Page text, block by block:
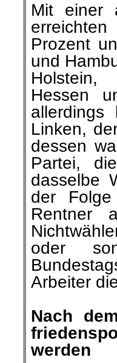
Mit einer
Prozent
und
Holstein,
Hessen
allerdings
Linken,
dessen
Partei,
dasselbe
der
Rentner
oder
Arbeiter
Nach
werden